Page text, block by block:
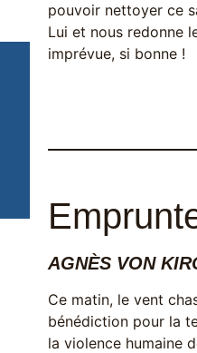
pouvoir nettoyer ce
Lui et nous redonne
imprévue, si bonne !
AGNÈS VON
Ce matin, le vent
bénédiction pour la
la violence humaine